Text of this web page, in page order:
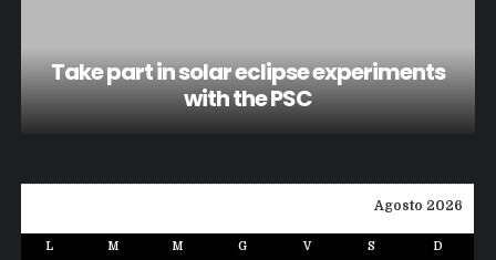
Take part in solar eclipse experiments
with the PSC
Agosto 2026
L M M G V S D